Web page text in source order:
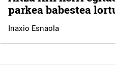
parkea babestea
Inaxio Esnaola